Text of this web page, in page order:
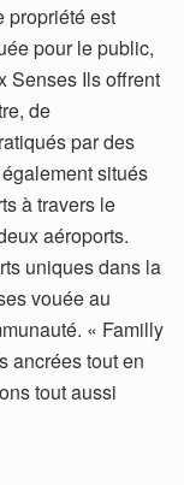
propriété est
pour le public,
Senses Ils offrent
de
par des
situés
à travers le
aéroports.
uniques dans la
vouée au
« Familly
ancrées tout en
tout aussi